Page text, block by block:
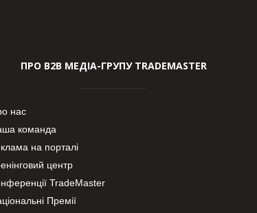
ПРО В2В МЕДІА-ГРУПУ TRADEMASTER
нас
команда
на порталі
центр
TradeMaster
Премії